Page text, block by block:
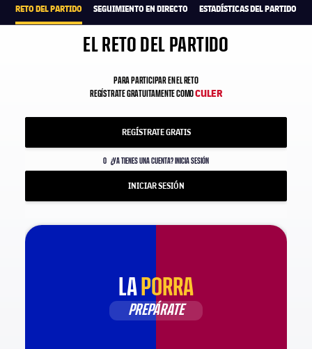
RETO DEL PARTIDO SEGUIMIENTO EN DIRECTO ESTADÍSTICAS DEL PARTIDO
EL RETO DEL PARTIDO
PARA PARTICIPAR EN EL RETO
REGÍSTRATE GRATUITAMENTE COMOCULER
REGÍSTRATE GRATIS
O ¿YA TIENES UNA CUENTA? INICIA SESIÓN
INICIAR SESIÓN
LA PORRA
PREPÁRATE